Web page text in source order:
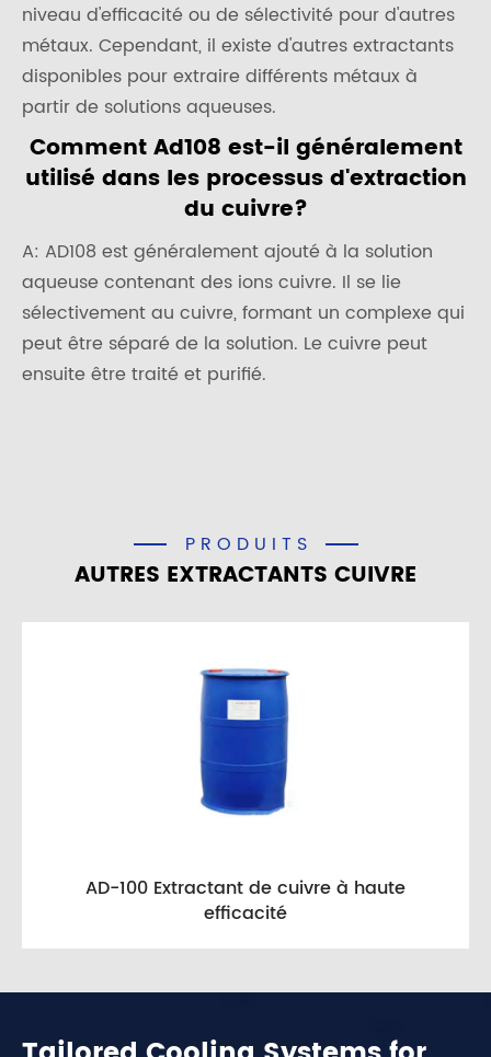
niveau d'efficacité ou de sélectivité pour d'autres
métaux. Cependant, il existe d'autres extractants
disponibles pour extraire différents métaux à
partir de solutions aqueuses.
Comment Ad108 est-il généralement
utilisé dans les processus d'extraction
du cuivre?
A: AD108 est généralement ajouté à la solution
aqueuse contenant des ions cuivre. Il se lie
sélectivement au cuivre, formant un complexe qui
peut être séparé de la solution. Le cuivre peut
ensuite être traité et purifié.
PRODUITS
AUTRES EXTRACTANTS CUIVRE
AD-100 Extractant de cuivre à haute
efficacité